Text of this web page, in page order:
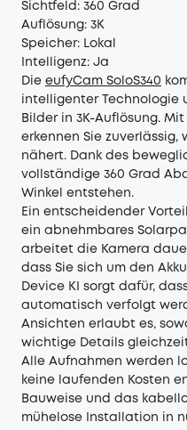
Sichtfeld: 360 Grad
Auflösung: 3K
Speicher: Lokal
Intelligenz: Ja
Die eufyCam SoloS340
intelligenter Technologie
Bilder in 3K-Auflösung.
erkennen Sie zuverlässig,
nähert. Dank des
vollständige 360 Grad
Winkel entstehen.
Ein entscheidender
ein abnehmbares
arbeitet die Kamera
dass Sie sich um den
Device KI sorgt dafür,
automatisch verfolgt
Ansichten erlaubt es,
wichtige Details
Alle Aufnahmen werden
keine laufenden Kosten
Bauweise und das
mühelose Installation in